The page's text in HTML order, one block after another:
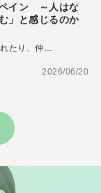
イン ～人はな
」と感じるのか
たり、仲…
2026/06/20